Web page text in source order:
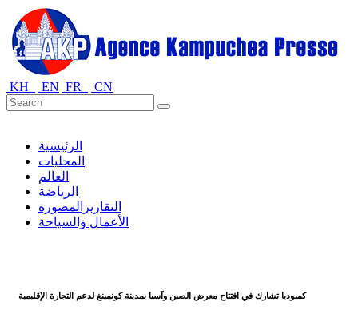
KH EN FR CN
الرئيسية
المحليات
العالم
الرياضة
التقاريرالمصورة
الأعمال والسياحة
كمبوديا تشارك في افتتاح معرض الصين وآسيا بمدينة كونمينغ لدعم التجارة الإقليمية